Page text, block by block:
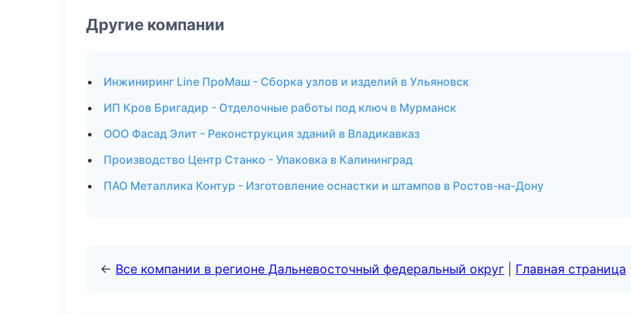
Другие компании
Инжиниринг Line ПроМаш - Сборка узлов и изделий в Ульяновск
ИП Кров Бригадир - Отделочные работы под ключ в Мурманск
ООО Фасад Элит - Реконструкция зданий в Владикавказ
Производство Центр Станко - Упаковка в Калининград
ПАО Металлика Контур - Изготовление оснастки и штампов в Ростов-на-Дону
← Все компании в регионе Дальневосточный федеральный округ Главная страница